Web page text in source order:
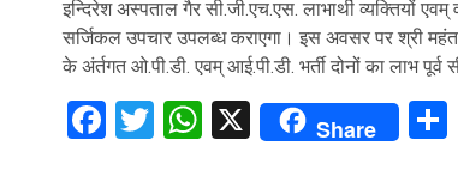
इन्दिरेश अस्पताल गैर सी.जी.एच.एस. लाभार्थी व्यक्तियों
सर्जिकल उपचार उपलब्ध कराएगा। इस अवसर पर श्री महंत
के अंर्तगत ओ.पी.डी. एवम् आई.पी.डी. भर्ती दोनों का लाभ पूर्व
Facebook
TwitterWhatsApp
X Share